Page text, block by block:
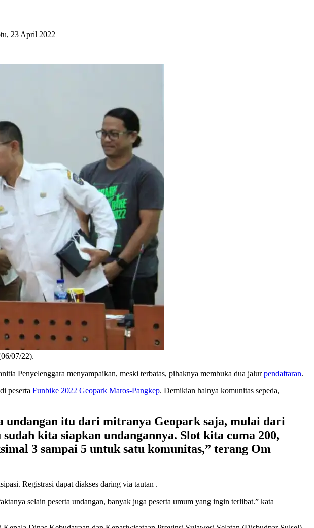
23 April 2022
07/22).
Penyelenggara menyampaikan, meski terbatas, pihaknya membuka dua jalurpendaftaran.
peserta Funbike 2022 Geopark Maros-Pangkep. Demikian halnya komunitas sepeda,
undangan itu dari mitranya Geopark saja, mulai dari
kita siapkan undangannya. Slot kita cuma 200,
3 sampai 5 untuk satu komunitas,” terang Om
Registrasi dapat diakses daring via tautan .
selain peserta undangan, banyak juga peserta umum yang ingin terlibat.” kata